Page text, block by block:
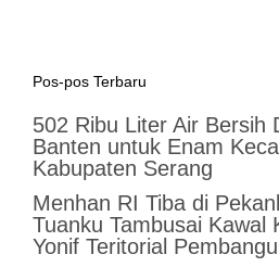
Pos-pos Terbaru
502 Ribu Liter Air Bersih
Banten untuk Enam
Kabupaten Serang
Menhan RI Tiba di
Tuanku Tambusai Kawal
Yonif Teritorial